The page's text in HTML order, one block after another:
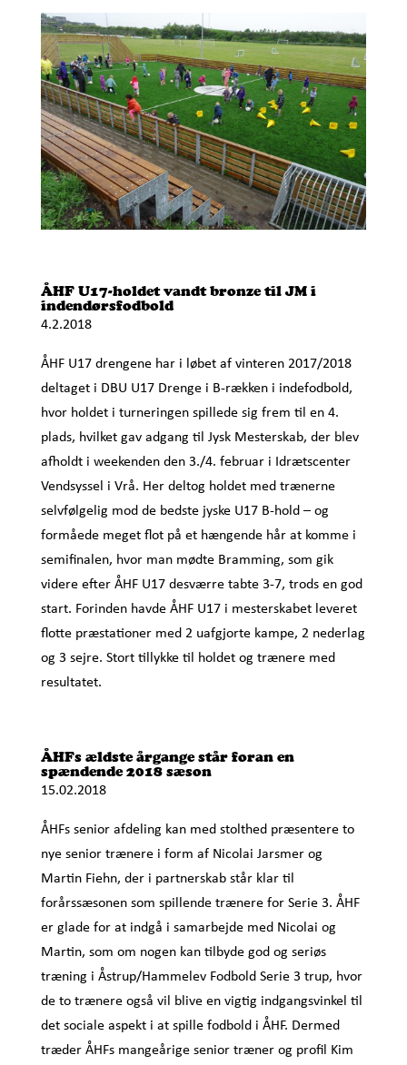
ÅHF U17-holdet vandt bronze til JM i
indendørsfodbold
4.2.2018
ÅHF U17 drengene har i løbet af vinteren 2017/2018
deltaget i DBU U17 Drenge i B-rækken i indefodbold,
hvor holdet i turneringen spillede sig frem til en 4.
plads, hvilket gav adgang til Jysk Mesterskab, der blev
afholdt i weekenden den 3./4. februar i Idrætscenter
Vendsyssel i Vrå. Her deltog holdet med trænerne
selvfølgelig mod de bedste jyske U17 B-hold – og
formåede meget flot på et hængende hår at komme i
semifinalen, hvor man mødte Bramming, som gik
videre efter ÅHF U17 desværre tabte 3-7, trods en god
start. Forinden havde ÅHF U17 i mesterskabet leveret
flotte præstationer med 2 uafgjorte kampe, 2 nederlag
og 3 sejre. Stort tillykke til holdet og trænere med
resultatet.
ÅHFs ældste årgange står foran en
spændende 2018 sæson
15.02.2018
ÅHFs senior afdeling kan med stolthed præsentere to
nye senior trænere i form af Nicolai Jarsmer og
Martin Fiehn, der i partnerskab står klar til
forårssæsonen som spillende trænere for Serie 3. ÅHF
er glade for at indgå i samarbejde med Nicolai og
Martin, som om nogen kan tilbyde god og seriøs
træning i Åstrup/Hammelev Fodbold Serie 3 trup, hvor
de to trænere også vil blive en vigtig indgangsvinkel til
det sociale aspekt i at spille fodbold i ÅHF. Dermed
træder ÅHFs mangeårige senior træner og profil Kim